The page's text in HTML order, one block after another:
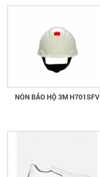
NÓN BẢO HỘ 3M H701SFV